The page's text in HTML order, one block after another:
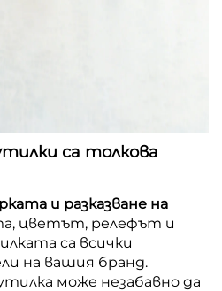
са толкова
и разказване на
цветът, релефът и
са всички
на вашия бранд.
може незабавно да